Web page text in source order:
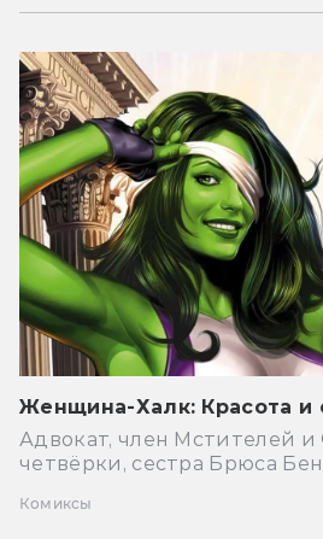
Женщина-Халк: Красота и
Адвокат, член Мстителей и
четвёрки, сестра Брюса
Комиксы